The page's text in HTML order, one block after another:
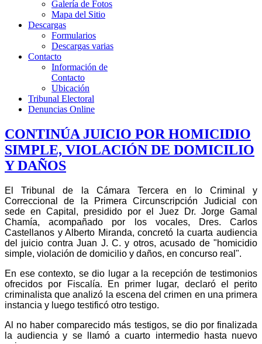
Galería de Fotos
Mapa del Sitio
Descargas
Formularios
Descargas varias
Contacto
Información de
Contacto
Ubicación
Tribunal Electoral
Denuncias Online
CONTINÚA JUICIO POR HOMICIDIO
SIMPLE, VIOLACIÓN DE DOMICILIO
Y DAÑOS
El Tribunal de la Cámara Tercera en lo Criminal y
Correccional de la Primera Circunscripción Judicial con
sede en Capital, presidido por el Juez Dr. Jorge Gamal
Chamía, acompañado por los vocales, Dres. Carlos
Castellanos y Alberto Miranda, concretó la cuarta audiencia
del juicio contra Juan J. C. y otros, acusado de "homicidio
simple, violación de domicilio y daños, en concurso real".
En ese contexto, se dio lugar a la recepción de testimonios
ofrecidos por Fiscalía. En primer lugar, declaró el perito
criminalista que analizó la escena del crimen en una primera
instancia y luego testificó otro testigo.
Al no haber comparecido más testigos, se dio por finalizada
la audiencia y se llamó a cuarto intermedio hasta nuevo